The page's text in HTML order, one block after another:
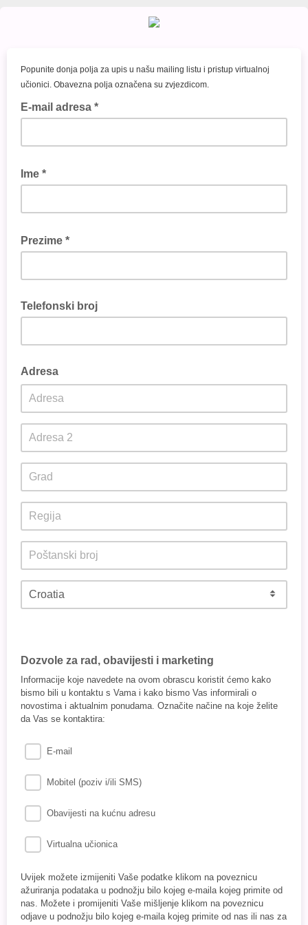
Popunite donja polja za upis u našu mailing listu i pristup virtualnoj
učionici. Obavezna polja označena su zvjezdicom.
E-mail adresa *
Ime *
Prezime *
Telefonski broj
Adresa
Dozvole za rad, obavijesti i marketing
Informacije koje navedete na ovom obrascu koristit ćemo kako
bismo bili u kontaktu s Vama i kako bismo Vas informirali o
novostima i aktualnim ponudama. Označite načine na koje želite
da Vas se kontaktira:
E-mail
Mobitel (poziv i/ili SMS)
Obavijesti na kućnu adresu
Virtualna učionica
Uvijek možete izmijeniti Vaše podatke klikom na poveznicu
ažuriranja podataka u podnožju bilo kojeg e-maila kojeg primite od
nas. Možete i promijeniti Vaše mišljenje klikom na poveznicu
odjave u podnožju bilo kojeg e-maila kojeg primite od nas ili nas za